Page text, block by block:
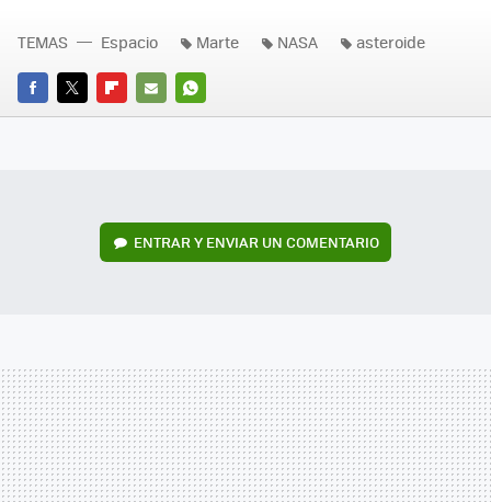
FACEBOOK
TWITTERFLIPBOARD
E-
WHATSAPP
TEMAS Espacio Marte NASA asteroide
ENTRAR Y ENVIAR UN COMENTARIO